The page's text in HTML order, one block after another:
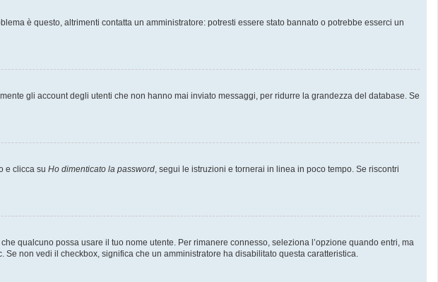
è questo, altrimenti contatta un amministratore: potresti essere stato bannato o potrebbe esserci un
gli account degli utenti che non hanno mai inviato messaggi, per ridurre la grandezza del database. Se
e clicca su Ho dimenticato la password, segui le istruzioni e tornerai in linea in poco tempo. Se riscontri
qualcuno possa usare il tuo nome utente. Per rimanere connesso, seleziona l’opzione quando entri, ma
non vedi il checkbox, significa che un amministratore ha disabilitato questa caratteristica.